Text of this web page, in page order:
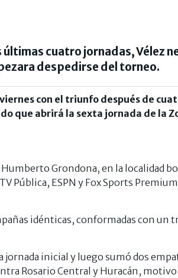
cuatro jornadas, Vélez
despedirse del torneo.
con el triunfo después de
que abrirá la sexta jornada de la
Grondona, en la localidad
Pública, ESPN y Fox Sports
idénticas, conformadas con un
inicial y luego sumó dos
Rosario Central y Huracán, motivo